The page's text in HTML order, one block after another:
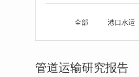
全部 港口水运
管道运输研究报告